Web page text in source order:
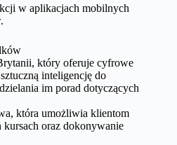
w aplikacjach mobilnych
który oferuje cyfrowe
inteligencję do
im porad dotyczących
która umożliwia klientom
oraz dokonywanie